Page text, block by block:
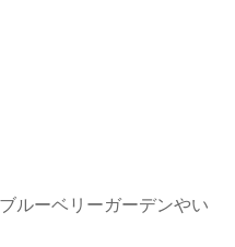
ルーベリーガーデンやい